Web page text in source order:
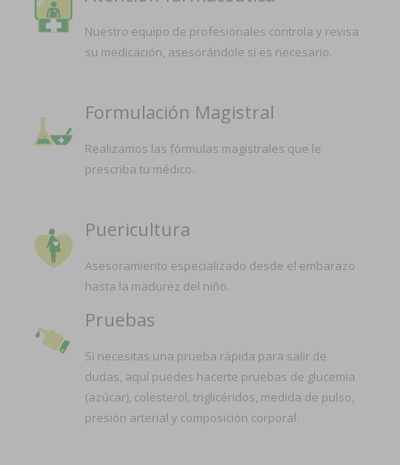
Nuestro equipo de profesionales controla y revisa
su medicación, asesorándole si es necesario.
Formulación Magistral
Realizamos las fórmulas magistrales que le
prescriba tu médico.
Puericultura
Asesoramiento especializado desde el embarazo
hasta la madurez del niño.
Pruebas
Si necesitas una prueba rápida para salir de
dudas, aquí puedes hacerte pruebas de glucemia
(azúcar), colesterol, triglicéridos, medida de pulso,
presión arterial y composición corporal.